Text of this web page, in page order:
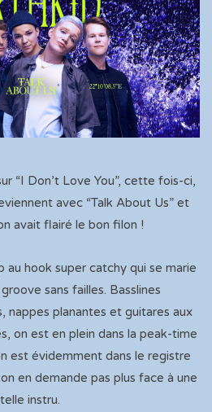
“I Don’t Love You”, cette fois-ci,
avec “Talk About Us” et
avait flairé le bon filon !
au hook super catchy qui se marie
sans failles. Basslines
nappes planantes et guitares aux
on est en plein dans la peak-time
est évidemment dans le registre
en demande pas plus face à une
telle instru.